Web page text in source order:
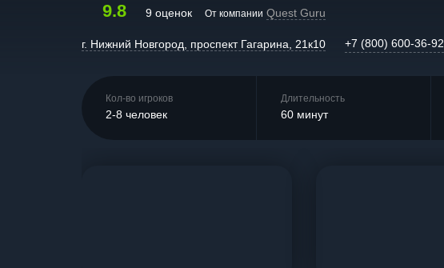
9.8 9 оценок От компании Quest Guru
г. Нижний Новгород, проспект Гагарина, 21к10 +7 (800) 600-36-92
Кол-во игроков
2-8 человек
Длительность
60 минут